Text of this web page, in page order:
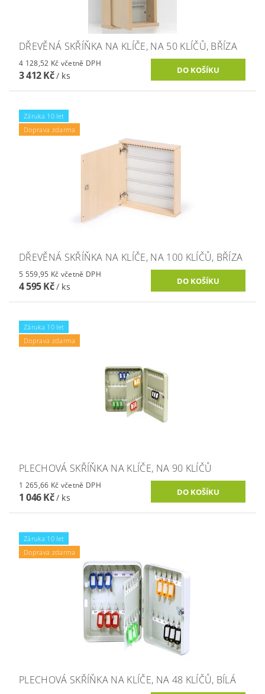
DŘEVĚNÁ SKŘÍŇKA NA KLÍČE, NA 50 KLÍČŮ, BŘÍZA
4 128,52 Kč včetně DPH
3 412 Kč/ ks
Záruka 10 let
Doprava zdarma
DŘEVĚNÁ SKŘÍŇKA NA KLÍČE, NA 100 KLÍČŮ, BŘÍZA
5 559,95 Kč včetně DPH
4 595 Kč/ ks
Záruka 10 let
Doprava zdarma
PLECHOVÁ SKŘÍŇKA NA KLÍČE, NA 90 KLÍČŮ
1 265,66 Kč včetně DPH
1 046 Kč/ ks
Záruka 10 let
Doprava zdarma
PLECHOVÁ SKŘÍŇKA NA KLÍČE, NA 48 KLÍČŮ, BÍLÁ